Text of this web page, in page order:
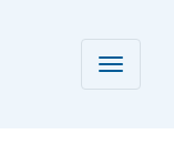
Toggle